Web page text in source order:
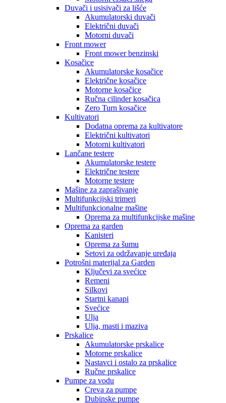
Duvači i usisivači za lišće
Akumulatorski duvači
Električni duvači
Motorni duvači
Front mower
Front mower benzinski
Kosačice
Akumulatorske kosačice
Električne kosačice
Motorne kosačice
Ručna cilinder kosačica
Zero Turn kosačice
Kultivatori
Dodatna oprema za kultivatore
Električni kultivatori
Motorni kultivatori
Lančane testere
Akumulatorske testere
Električne testere
Motorne testere
Mašine za zaprašivanje
Multifunkcijski trimeri
Multifunkcionalne mašine
Oprema za multifunkcijske mašine
Oprema za garden
Kanisteri
Oprema za šumu
Setovi za održavanje uređaja
Potrošni materijal za Garden
Ključevi za svećice
Remeni
Silkovi
Startni kanapi
Svećice
Ulja
Ulja, masti i maziva
Prskalice
Akumulatorske prskalice
Motorne prskalice
Nastavci i ostalo za prskalice
Ručne prskalice
Pumpe za vodu
Creva za pumpe
Dubinske pumpe